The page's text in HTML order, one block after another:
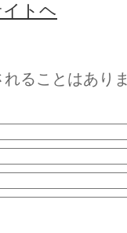
トヘ
ることはあり